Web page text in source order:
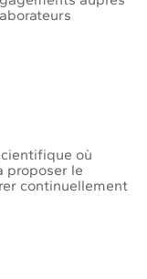
où
proposer le
continuellement